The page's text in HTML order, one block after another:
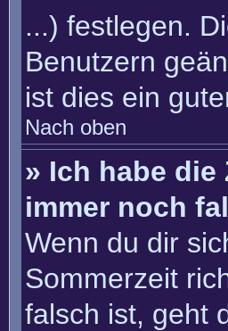
...) festlegen.
Benutzern
ist dies ein
Nach oben
» Ich habe
immer noch
Wenn du dir
Sommerzeit
falsch ist, geht